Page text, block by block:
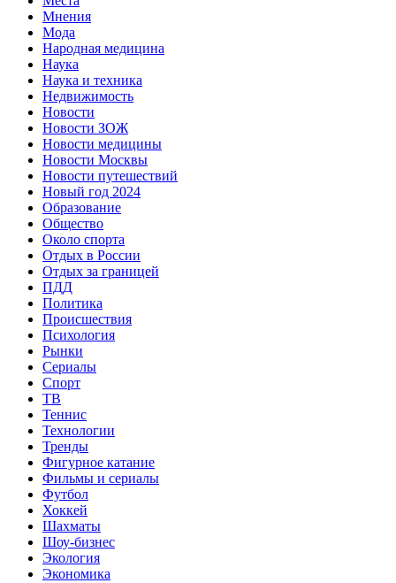
Мнения
Мода
Народная медицина
Наука
Наука и техника
Недвижимость
Новости
Новости ЗОЖ
Новости медицины
Новости Москвы
Новости путешествий
Новый год 2024
Образование
Общество
Около спорта
Отдых в России
Отдых за границей
ПДД
Политика
Происшествия
Психология
Рынки
Сериалы
Спорт
ТВ
Теннис
Технологии
Тренды
Фигурное катание
Фильмы и сериалы
Футбол
Хоккей
Шахматы
Шоу-бизнес
Экология
Экономика